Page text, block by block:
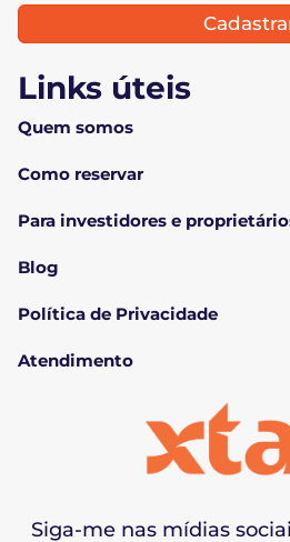
Siga-me nas mídias
Links úteis
Quem somos
Como reservar
Para investidores e
Blog
Política de Privacidade
Atendimento